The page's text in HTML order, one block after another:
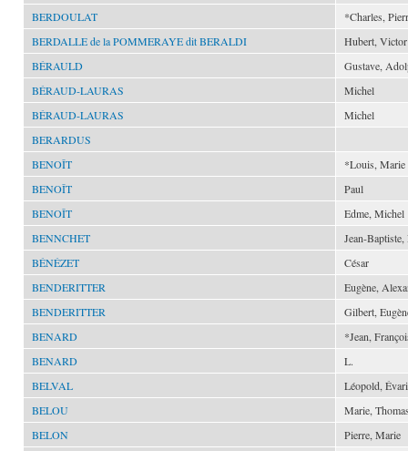
BERDOULAT
*Charles,
BERDALLE de la POMMERAYE dit BERALDI
Hubert, Victor
BÉRAULD
Gustave,
BÉRAUD-LAURAS
Michel
BÉRAUD-LAURAS
Michel
BERARDUS
BENOÎT
*Louis, Marie
BENOÎT
Paul
BENOÎT
Edme, Michel
BENNCHET
Jean-Baptiste,
BÉNÉZET
César
BENDERITTER
Eugène,
BENDERITTER
Gilbert,
BENARD
*Jean,
BENARD
L.
BELVAL
Léopold,
BELOU
Marie,
BELON
Pierre, Marie